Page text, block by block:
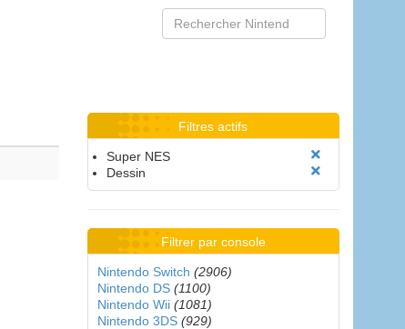
Filtres actifs
Super NES
Dessin
Filtrer par console
Nintendo Switch (2906)
Nintendo DS (1100)
Nintendo Wii (1081)
Nintendo 3DS (929)